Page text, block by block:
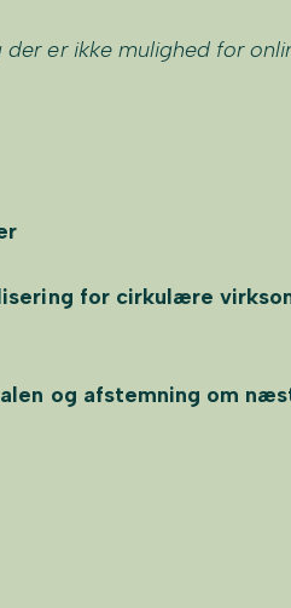
er ikke mulighed for
for cirkulære
og afstemning om